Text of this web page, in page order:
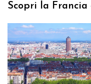
Scopri la